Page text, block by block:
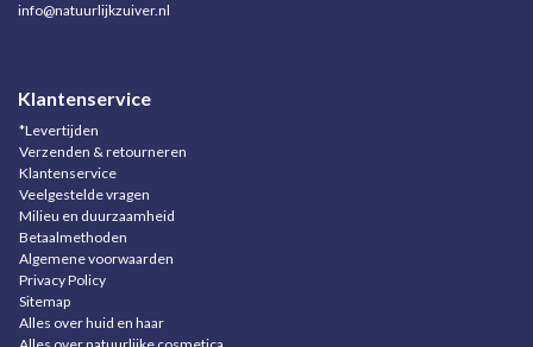
info@natuurlijkzuiver.nl
Klantenservice
*Levertijden
Verzenden & retourneren
Klantenservice
Veelgestelde vragen
Milieu en duurzaamheid
Betaalmethoden
Algemene voorwaarden
Privacy Policy
Sitemap
Alles over huid en haar